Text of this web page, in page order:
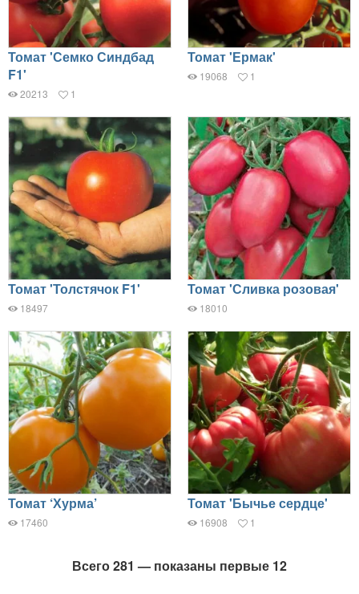
Томат 'Семко Синдбад
F1'
20213 1
Томат 'Ермак'
19068 1
Томат 'Толстячок F1'
18497
Томат 'Сливка розовая'
18010
Томат ‘Хурма’
17460
Томат 'Бычье сердце'
16908 1
Всего 281 — показаны первые 12